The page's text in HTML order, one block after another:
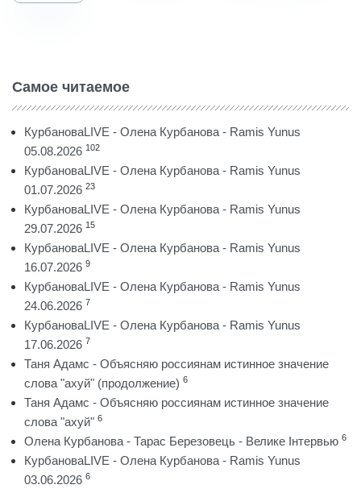
Самое читаемое
КурбановаLIVE - Олена Курбанова - Ramis Yunus
05.08.2026 102
КурбановаLIVE - Олена Курбанова - Ramis Yunus
01.07.2026 23
КурбановаLIVE - Олена Курбанова - Ramis Yunus
29.07.2026 15
КурбановаLIVE - Олена Курбанова - Ramis Yunus
16.07.2026 9
КурбановаLIVE - Олена Курбанова - Ramis Yunus
24.06.2026 7
КурбановаLIVE - Олена Курбанова - Ramis Yunus
17.06.2026 7
Таня Адамс - Объясняю россиянам истинное значение
слова "ахуй" (продолжение) 6
Таня Адамс - Объясняю россиянам истинное значение
слова "ахуй" 6
Олена Курбанова - Тарас Березовець - Велике Інтервью 6
КурбановаLIVE - Олена Курбанова - Ramis Yunus
03.06.2026 6